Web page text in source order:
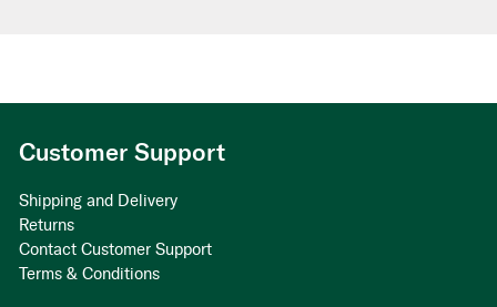
Customer Support
Shipping and Delivery
Returns
Contact Customer Support
Terms & Conditions